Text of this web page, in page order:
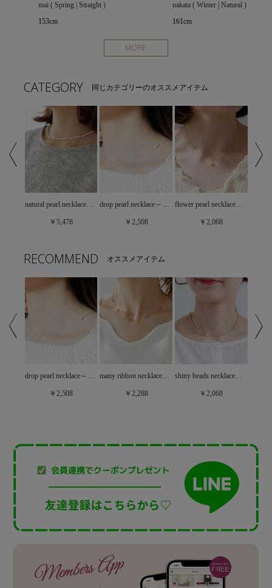
mai ( Spring | Straight )
153cm
nakata ( Winter | Natural )
161cm
MORE
CATEGORY 同じカテゴリーのオススメアイテム
natural pearl necklace～ﾅﾁｭﾗﾙﾊﾟｰﾙﾈｯｸﾚｽ
￥5,478
drop pearl necklace～ﾄﾞﾛｯﾌﾟﾊﾟｰﾙﾈｯｸﾚｽ
￥2,508
flower pearl necklace～ﾌﾗﾜｰﾊﾟｰﾙﾈｯｸﾚｽ
￥2,068
RECOMMEND オススメアイテム
drop pearl necklace～ﾄﾞﾛｯﾌﾟﾊﾟｰﾙﾈｯｸﾚｽ
￥2,508
many ribbon necklace～ﾒﾆｰﾘﾎﾞﾝﾈｯｸﾚｽ
￥2,288
shiny beads necklace～ｼｬｲﾆｰﾋﾞｰｽﾞﾈｯｸﾚｽ
￥2,068